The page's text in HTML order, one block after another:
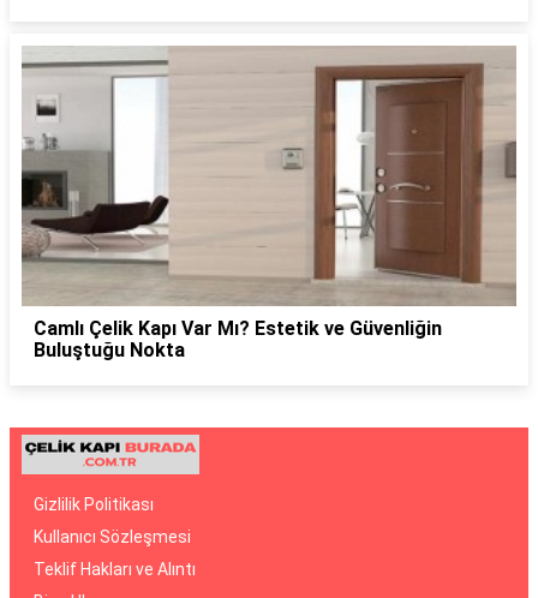
Camlı Çelik Kapı Var Mı? Estetik ve Güvenliğin
Buluştuğu Nokta
Gizlilik Politikası
Kullanıcı Sözleşmesi
Teklif Hakları ve Alıntı